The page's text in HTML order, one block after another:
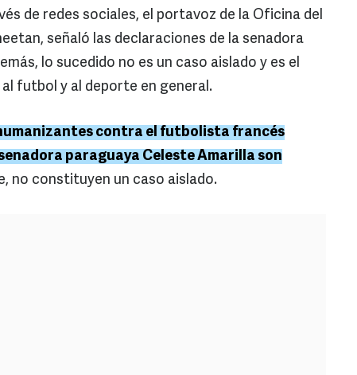
de redes sociales, el portavoz de la Oficina del
señaló las declaraciones de la senadora
lo sucedido no es un caso aislado y es el
futbol y al deporte en general.
contra el futbolista francés
paraguaya Celeste Amarilla son
no constituyen un caso aislado.